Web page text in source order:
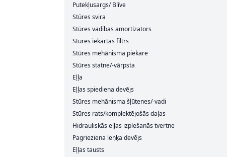
Putekļusargs/ Blīve
Stūres svira
Stūres vadības amortizators
Stūres iekārtas filtrs
Stūres mehānisma piekare
Stūres statne/-vārpsta
Eļļa
Eļļas spiediena devējs
Stūres mehānisma šļūtenes/-vadi
Stūres rats/komplektējošās daļas
Hidrauliskās eļļas izplešanās tvertne
Pagrieziena leņķa devējs
Eļļas tausts